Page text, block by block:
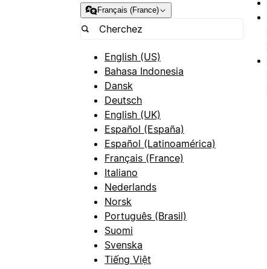
Français (France)
English (US)
Bahasa Indonesia
Dansk
Deutsch
English (UK)
Español (España)
Español (Latinoamérica)
Français (France)
Italiano
Nederlands
Norsk
Português (Brasil)
Suomi
Svenska
Tiếng Việt